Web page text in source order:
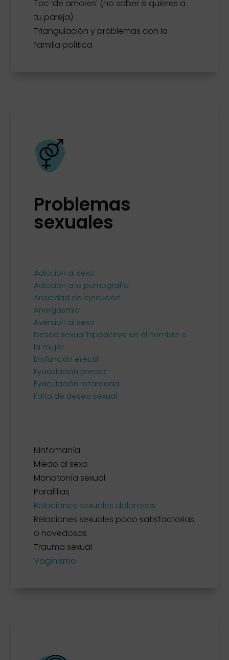
Toc ‘de amores’ (no saber si quieres a
tu pareja)
Triangulación y problemas con la
familia política
Problemas
sexuales
Adicción al sexo
Adicción a la pornografía
Ansiedad de ejecución
Anorgasmia
Aversión al sexo
Deseo sexual hipoactivo en el hombre o
la mujer
Disfunción eréctil
Eyaculación precoz
Eyaculación retardada
Falta de deseo sexual
Ninfomanía
Miedo al sexo
Monotonía sexual
Parafilias
Relaciones sexuales dolorosas
Relaciones sexuales poco satisfactorias
o novedosas
Trauma sexual
Vaginismo